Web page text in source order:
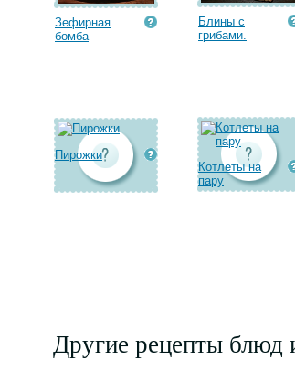
Зефирная
бомба
Блины с
грибами.
Пирожки
Котлеты на
пару
Другие рецепты блюд